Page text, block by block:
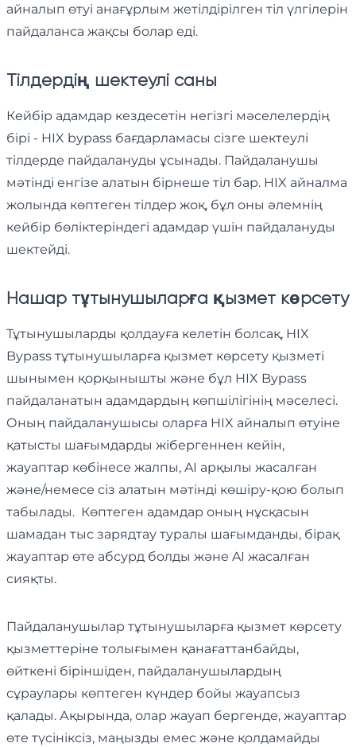
айналып өтуі анағұрлым жетілдірілген тіл үлгілерін
пайдаланса жақсы болар еді.
Тілдердің шектеулі саны
Кейбір адамдар кездесетін негізгі мәселелердің
бірі - HIX bypass бағдарламасы сізге шектеулі
тілдерде пайдалануды ұсынады. Пайдаланушы
мәтінді енгізе алатын бірнеше тіл бар. HIX айналма
жолында көптеген тілдер жоқ, бұл оны әлемнің
кейбір бөліктеріндегі адамдар үшін пайдалануды
шектейді.
Нашар тұтынушыларға қызмет көрсету
Тұтынушыларды қолдауға келетін болсақ, HIX
Bypass тұтынушыларға қызмет көрсету қызметі
шынымен қорқынышты және бұл HIX Bypass
пайдаланатын адамдардың көпшілігінің мәселесі.
Оның пайдаланушысы оларға HIX айналып өтуіне
қатысты шағымдарды жібергеннен кейін,
жауаптар көбінесе жалпы, AI арқылы жасалған
және/немесе сіз алатын мәтінді көшіру-қою болып
табылады. Көптеген адамдар оның нұсқасын
шамадан тыс зарядтау туралы шағымданды, бірақ
жауаптар өте абсурд болды және AI жасалған
сияқты.
Пайдаланушылар тұтынушыларға қызмет көрсету
қызметтеріне толығымен қанағаттанбайды,
өйткені біріншіден, пайдаланушылардың
сұраулары көптеген күндер бойы жауапсыз
қалады. Ақырында, олар жауап бергенде, жауаптар
өте түсініксіз, маңызды емес және қолдамайды